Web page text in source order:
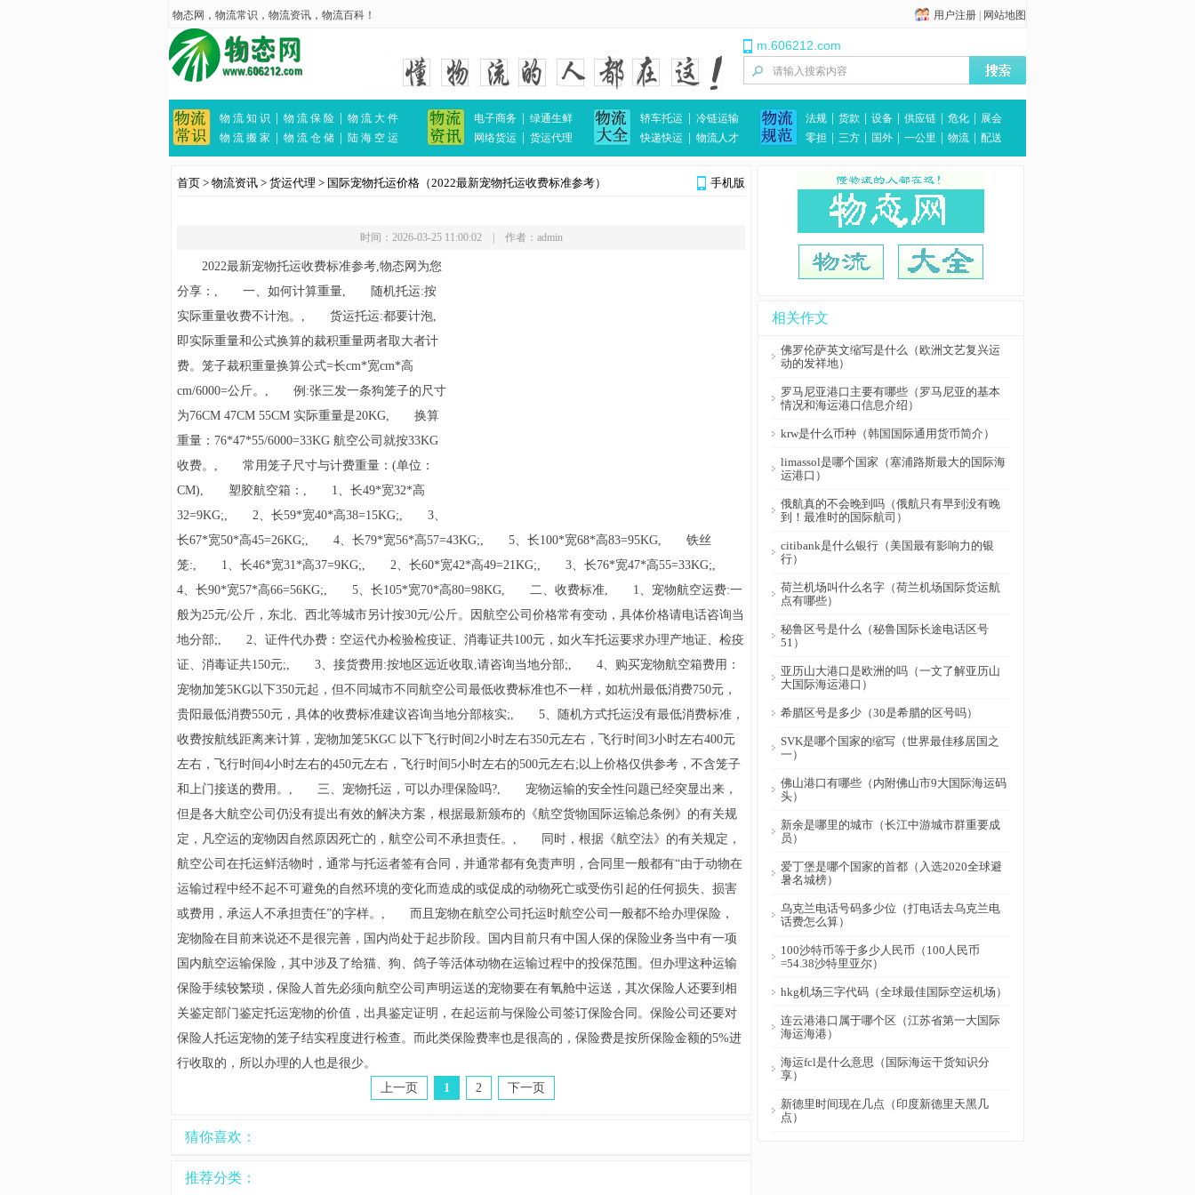
物态网 ， 物流常识 ， 物流资讯 ， 物流百科 ！ 用户注册 网站地图
m.606212.com
物 流 知 识 物 流 保 险
物 流 大 件
物 流 搬 家
物 流 仓 储 陆 海 空 运
电子商务
绿通生鲜
网络货运
货运代理
轿车托运
冷链运输
快递快运
物流人才
法规 货款 设备 供应链 危化
展会
零担
三方 国外 一公里 物流 配送
手机版
首页 > 物流资讯 > 货运代理 > 国际宠物托运价格（2022最新宠物托运收费标准参考）
时间：2026-03-25 11:00:02 | 作者：admin
2022最新宠物托运收费标准参考,物态网 为您
分享：, 一、如何计算重量, 随机托运:按
实际重量收费不计泡。, 货运托运:都要计泡,
即实际重量和公式换算的裁积重量两者取大者计
费。笼子裁积重量换算公式=长cm*宽cm*高
cm/6000=公斤。, 例:张三发一条狗笼子的尺寸
为76CM 47CM 55CM 实际重量是20KG, 换算
重量：76*47*55/6000=33KG 航空公司就按33KG
收费。, 常用笼子尺寸与计费重量：(单位：
CM), 塑胶航空箱：, 1、长49*宽32*高
32=9KG;, 2、长59*宽40*高38=15KG;, 3、
长67*宽50*高45=26KG;, 4、长79*宽56*高57=43KG;, 5、长100*宽68*高83=95KG, 铁丝
笼:, 1、长46*宽31*高37=9KG;, 2、长60*宽42*高49=21KG;, 3、长76*宽47*高55=33KG;,
4、长90*宽57*高66=56KG;, 5、长105*宽70*高80=98KG, 二、收费标准, 1、宠物航空运费:一
般为25元/公斤，东北、西北等城市另计按30元/公斤。因航空公司价格常有变动，具体价格请电话咨询当
地分部;, 2、证件代办费： 空运代办检验检疫证、消毒证共100元，如火车托运要求办理产地证、检疫
证、消毒证共150元;, 3、接货费用:按地区远近收取,请咨询当地分部;, 4、购买宠物航空箱费用：
宠物加笼5KG以下350元起，但不同城市不同航空公司最低收费标准也不一样，如杭州最低消费750元，
贵阳最低消费550元，具体的收费标准建议咨询当地分部核实;, 5、随机方式托运没有最低消费标准，
收费按航线距离来计算，宠物加笼5KGC 以下飞行时间2小时左右350元左右，飞行时间3小时左右400元
左右，飞行时间4小时左右的450元左右，飞行时间5小时左右的500元左右;以上价格仅供参考，不含笼子
和上门接送的费用。, 三、宠物托运，可以办理保险吗?, 宠物运输的安全性问题已经突显出来，
但是各大航空公司仍没有提出有效的解决方案，根据最新颁布的《航空货物国际运输总条例》的有关规
定，凡空运的宠物因自然原因死亡的，航空公司不承担责任。, 同时，根据《航空法》的有关规定，
航空公司在托运鲜活物时，通常与托运者签有合同，并通常都有免责声明，合同里一般都有“由于动物在
运输过程中经不起不可避免的自然环境的变化而造成的或促成的动物死亡或受伤引起的任何损失、损害
或费用，承运人不承担责任”的字样。, 而且宠物在航空公司托运时航空公司一般都不给办理保险，
宠物险在目前来说还不是很完善，国内尚处于起步阶段。国内目前只有中国人保的保险业务当中有一项
国内航空运输保险，其中涉及了给猫、狗、鸽子等活体动物在运输过程中的投保范围。但办理这种运输
保险手续较繁琐，保险人首先必须向航空公司声明运送的宠物要在有氧舱中运送，其次保险人还要到相
关鉴定部门鉴定托运宠物的价值，出具鉴定证明，在起运前与保险公司签订保险合同。保险公司还要对
保险人托运宠物的笼子结实程度进行检查。而此类保险费率也是很高的，保险费是按所保险金额的5%进
行收取的，所以办理的人也是很少。
上一页
1 2 下一页
猜你喜欢：
推荐分类：
相关作文
佛罗伦萨英文缩写是什么（欧洲文艺复兴运
动的发祥地）
罗马尼亚港口主要有哪些（罗马尼亚的基本
情况和海运港口信息介绍）
krw是什么币种（韩国国际通用货币简介）
limassol是哪个国家（塞浦路斯最大的国际海
运港口）
俄航真的不会晚到吗（俄航只有早到没有晚
到！最准时的国际航司）
citibank是什么银行（美国最有影响力的银
行）
荷兰机场叫什么名字（荷兰机场国际货运航
点有哪些）
秘鲁区号是什么（秘鲁国际长途电话区号
51）
亚历山大港口是欧洲的吗（一文了解亚历山
大国际海运港口）
希腊区号是多少（30是希腊的区号吗）
SVK是哪个国家的缩写（世界最佳移居国之
一）
佛山港口有哪些（内附佛山市9大国际海运码
头）
新余是哪里的城市（长江中游城市群重要成
员）
爱丁堡是哪个国家的首都（入选2020全球避
暑名城榜）
乌克兰电话号码多少位（打电话去乌克兰电
话费怎么算）
100沙特币等于多少人民币（100人民币
=54.38沙特里亚尔）
hkg机场三字代码（全球最佳国际空运机场）
连云港港口属于哪个区（江苏省第一大国际
海运海港）
海运fcl是什么意思（国际海运干货知识分
享）
新德里时间现在几点（印度新德里天黑几
点）